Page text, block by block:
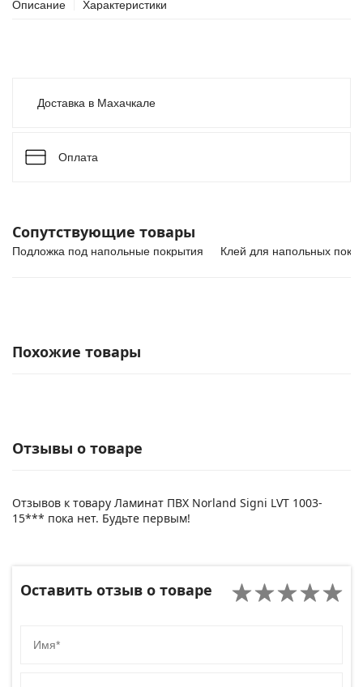
Описание Характеристики
Доставка в Махачкале
Оплата
Сопутствующие товары
Подложка под напольные покрытия Клей для напольных
Похожие товары
Отзывы о товаре
Отзывов к товару Ламинат ПВХ Norland Signi LVT 1003-
15*** пока нет. Будьте первым!
Оставить отзыв о товаре